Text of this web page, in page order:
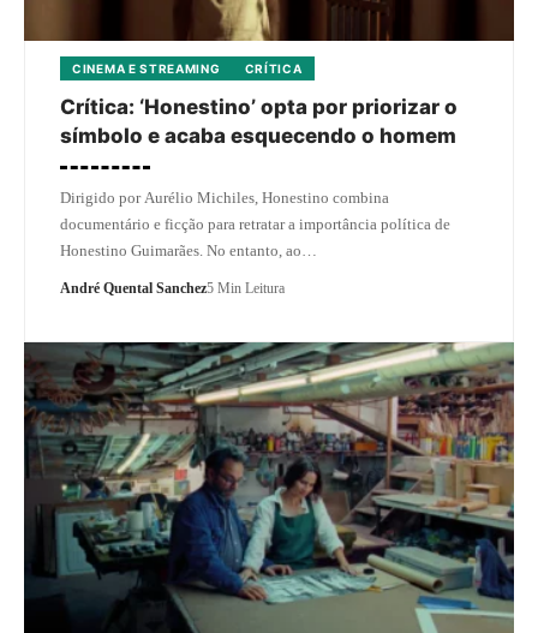
CINEMA E STREAMING CRÍTICA
Crítica: ‘Honestino’ opta por priorizar o
símbolo e acaba esquecendo o homem
Dirigido por Aurélio Michiles, Honestino combina
documentário e ficção para retratar a importância política de
Honestino Guimarães. No entanto, ao…
André Quental Sanchez5 Min Leitura